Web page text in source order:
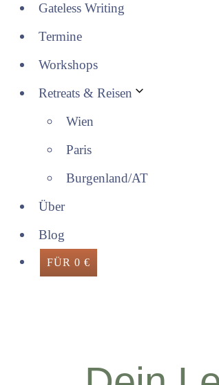
Gateless Writing
Termine
Workshops
Retreats & Reisen
Wien
Paris
Burgenland/AT
Über
Blog
FÜR 0 €